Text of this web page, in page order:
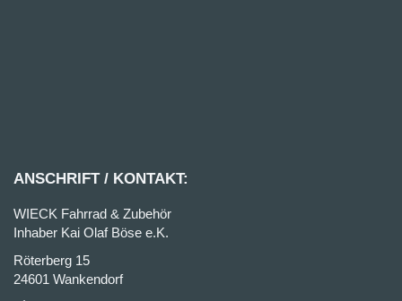
ANSCHRIFT / KONTAKT:
WIECK Fahrrad & Zubehör
Inhaber Kai Olaf Böse e.K.
Röterberg 15
24601 Wankendorf